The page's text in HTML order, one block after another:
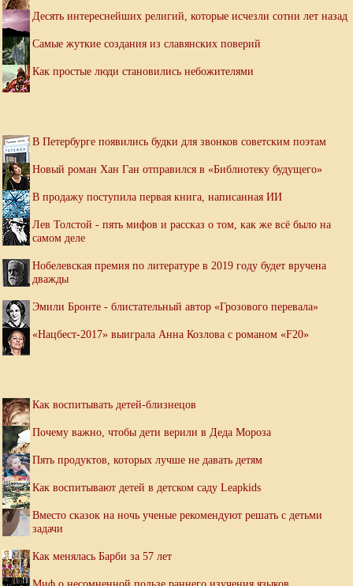
Десять интереснейших религий, которые исчезли сотни лет назад
Самые жуткие создания из славянских поверий
Как простые люди становились небожителями
В Петербурге появились будки для звонков советским поэтам
Новый роман Хан Ган отправился в «Библиотеку будущего»
В продажу поступила первая книга, написанная ИИ
Лев Толстой - пять мифов и рассказ о том, как же всё было на
самом деле
Нобелевская премия по литературе в 2019 году будет вручена
дважды
Эмили Бронте - блистательный автор «Грозового перевала»
«Нацбест-2017» выиграла Анна Козлова с романом «F20»
Как воспитывать детей-близнецов
Почему важно, чтобы дети верили в Деда Мороза
Пять продуктов, которых лучше не давать детям
Как воспитывают детей в детском саду Leapkids
Вместо сказок на ночь ученые рекомендуют решать с детьми
задачи
Как менялась Барби за 57 лет